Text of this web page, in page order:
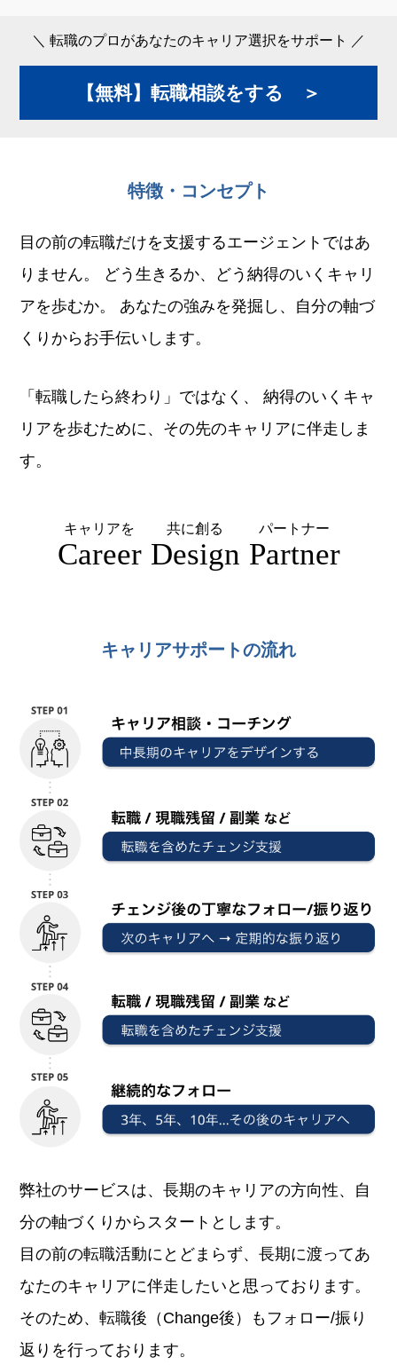
＼ 転職のプロがあなたのキャリア選択をサポート ／
【無料】転職相談をする ＞
特徴・コンセプト
目の前の転職だけを支援するエージェントではあ
りません。
どう生きるか、どう納得のいくキャリ
アを歩むか。
くりからお手伝いします。
「転職したら終わり」ではなく、
納得のいくキャ
リアを歩むために、その先のキャリアに伴走しま
す。
Career
キャリアを
Design
共に創る
Partner
パートナー
キャリアサポートの流れ
弊社のサービスは、長期のキャリアの方向性、自
分の軸づくりからスタートとします。
目の前の転職活動にとどまらず、長期に渡ってあ
なたのキャリアに伴走したいと思っております。
そのため、転職後（Change後）もフォロー/振り
返りを行っております。